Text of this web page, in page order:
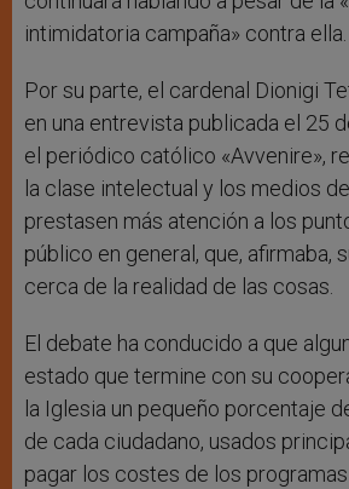
intimidatoria campaña» contra ella.
Por su parte, el cardenal Dionigi
en una entrevista publicada el 25
el periódico católico «Avvenire»,
la clase intelectual y los medios
prestasen más atención a los
público en general, que, afirmaba,
cerca de la realidad de las cosas.
El debate ha conducido a que
estado que termine con su
la Iglesia un pequeño porcentaje
de cada ciudadano, usados
pagar los costes de los